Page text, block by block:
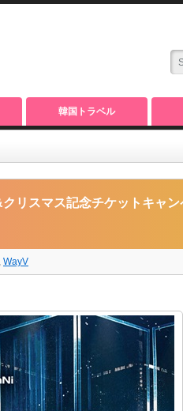
韓国トラベル
ペーン開催決定！
リスマス記念チケットキャ
, WayV